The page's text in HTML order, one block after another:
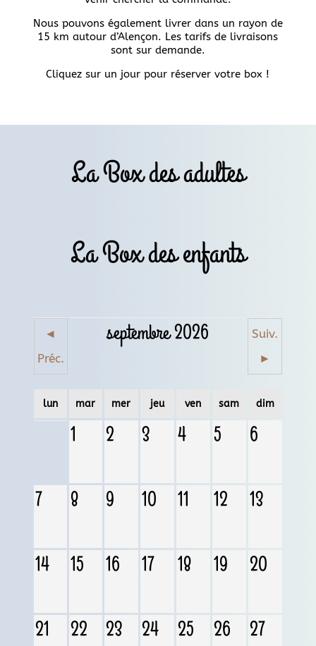
Nous pouvons également livrer dans un rayon de
15 km autour d’Alençon. Les tarifs de livraisons
sont sur demande.
Cliquez sur un jour pour réserver votre box !
La Box des adultes
La Box des enfants
◄
Préc.
septembre 2026
Suiv.
►
lun mar mer jeu ven sam dim
1 2 3 4 5 6
7 8 9 10 11 12 13
14 15 16 17 18 19 20
21 22 23 24 25 26 27